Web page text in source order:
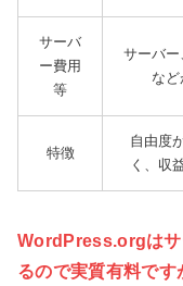
サーバ
ー費用
等
サーバー
な
特徴
自由度
く、収
WordPress.orgはサ
るので実質有料で